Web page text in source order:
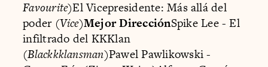
Favourite)El Vicepresidente: Más allá del
poder (Vice)Mejor DirecciónSpike Lee - El
infiltrado del KKKlan
(Blackkklansman)Pawel Pawlikowski -